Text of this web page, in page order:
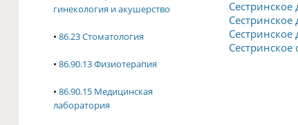
гинекология и акушерство
• 86.23 Стоматология
• 86.90.13 Физиотерапия
• 86.90.15 Медицинская
лаборатория
Сестринское
Сестринское